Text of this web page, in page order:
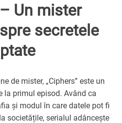
Un mister
secretele
de mister, „Ciphers” este un
la primul episod. Având ca
și modul în care datele pot fi
societățile, serialul adâncește